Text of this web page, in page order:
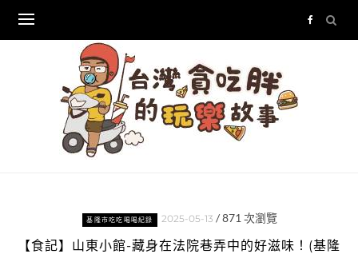
content
基隆市吃吃喝喝紀錄 2025-05-13 /871 次瀏覽
【食記】山東小館-藏身在法院巷弄中的好滋味！(基隆